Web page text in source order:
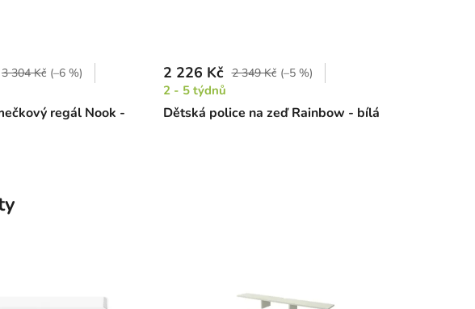
regál Nook -
3 304 Kč (–6 %)
Dětská police na zeď Rainbow - bílá
2 226 Kč 2 349 Kč (–5 %)
2 - 5 týdnů